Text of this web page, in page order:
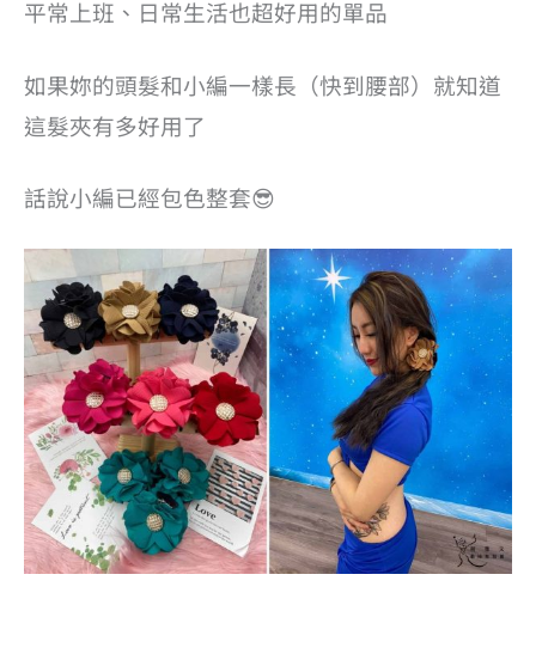
平常上班、日常生活也超好用的單品
如果妳的頭髮和小編一樣長（快到腰部）就知道
這髮夾有多好用了
話說小編已經包色整套😎